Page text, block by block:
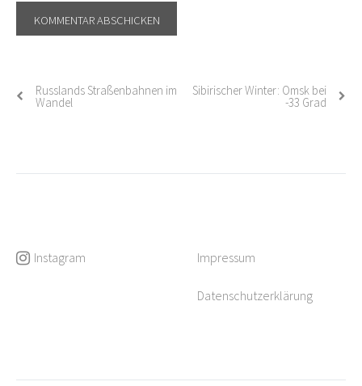
Post
Russlands Straßenbahnen im
Wandel
Sibirischer Winter: Omsk bei
-33 Grad
Instagram Impressum
Datenschutzerklärung